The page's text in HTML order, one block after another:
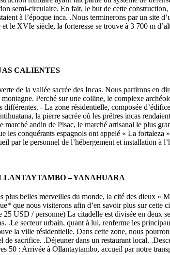
semi-circulaire. En fait, le but de cette
à l’époque inca. .Nous terminerons par un site
le XVIe siècle, la forteresse se trouve à 3 700 m
CALIENTES
de la vallée sacrée des Incas. Nous partirons en
Perché sur une colline, le complexe
- La zone résidentielle, composée
la pierre sacrée où les prêtres incas
andin de Pisac, le marché artisanal le plus
conquérants espagnols ont appelé « La
par le personnel de l’hébergement et installation à
– YANAHUARA
belles merveilles du monde, la cité des dieux «
que nous visiterons afin d’en savoir plus sur
USD / personne) La citadelle est divisée en deux
.Le secteur urbain, quant à lui, renferme les
la ville résidentielle. Dans cette zone, nous
de sacrifice. .Déjeuner dans un restaurant local.
: Arrivée à Ollantaytambo, accueil par notre